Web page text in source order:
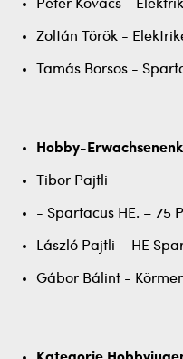
Péter Kovács -
Zoltán Török -
Tamás Borsos -
Hobby-
Tibor Pajtli
- Spartacus HE. – 75
László Pajtli – HE
Gábor Bálint -